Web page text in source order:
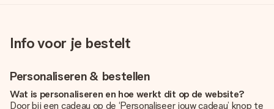
Info voor je bestelt
Personaliseren & bestellen
Wat is personaliseren en hoe werkt dit op de website?
Door bij een cadeau op de ‘Personaliseer jouw cadeau’ knop te